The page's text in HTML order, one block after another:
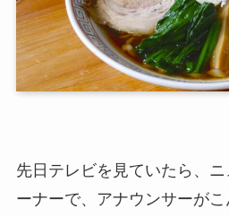
先日テレビを見ていたら、
ーナーで、アナウンサーが